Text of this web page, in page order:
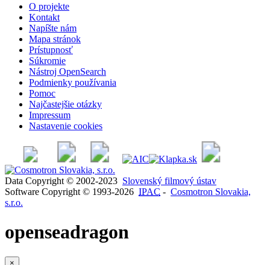
O projekte
Kontakt
Napíšte nám
Mapa stránok
Prístupnosť
Súkromie
Nástroj OpenSearch
Podmienky používania
Pomoc
Najčastejšie otázky
Impressum
Nastavenie cookies
Data Copyright © 2002-2023 Slovenský filmový ústav
Software Copyright © 1993-2026 IPAC - Cosmotron Slovakia,
s.r.o.
openseadragon
×